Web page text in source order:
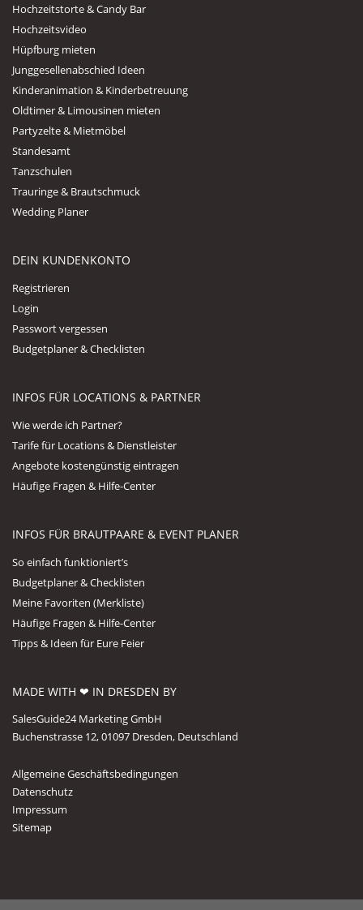
Hochzeitstorte & Candy Bar
Hochzeitsvideo
Hüpfburg mieten
Junggesellenabschied Ideen
Kinderanimation & Kinderbetreuung
Oldtimer & Limousinen mieten
Partyzelte & Mietmöbel
Standesamt
Tanzschulen
Trauringe & Brautschmuck
Wedding Planer
DEIN KUNDENKONTO
Registrieren
Login
Passwort vergessen
Budgetplaner & Checklisten
INFOS FÜR LOCATIONS & PARTNER
Wie werde ich Partner?
Tarife für Locations & Dienstleister
Angebote kostengünstig eintragen
Häufige Fragen & Hilfe-Center
INFOS FÜR BRAUTPAARE & EVENT PLANER
So einfach funktioniert’s
Budgetplaner & Checklisten
Meine Favoriten (Merkliste)
Häufige Fragen & Hilfe-Center
Tipps & Ideen für Eure Feier
MADE WITH ❤ IN DRESDEN BY
SalesGuide24 Marketing GmbH
Buchenstrasse 12, 01097 Dresden, Deutschland
Allgemeine Geschäftsbedingungen
Datenschutz
Impressum
Sitemap